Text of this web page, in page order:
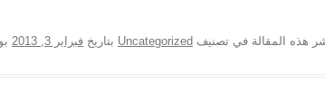
هذه المقالة في تصنيف Uncategorized بتاريخ فبراير 3, 2013